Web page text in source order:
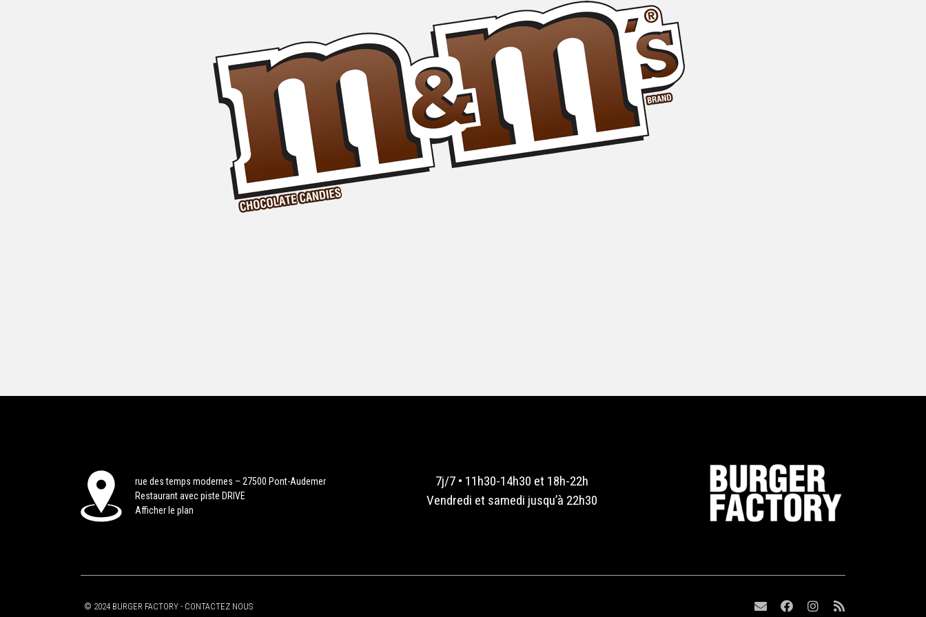
rue des temps modernes – 27500 Pont-Audemer
Restaurant avec piste DRIVE
Afficher le plan
7j/7 • 11h30-14h30 et 18h-22h
Vendredi et samedi jusqu’à 22h30
© 2024 BURGER FACTORY - CONTACTEZ NOUS